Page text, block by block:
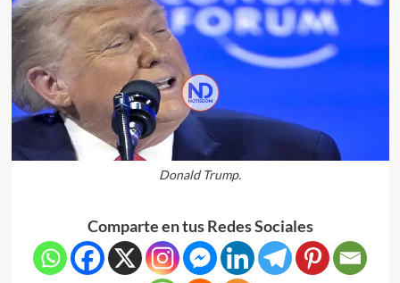
Donald Trump.
Comparte en tus Redes Sociales